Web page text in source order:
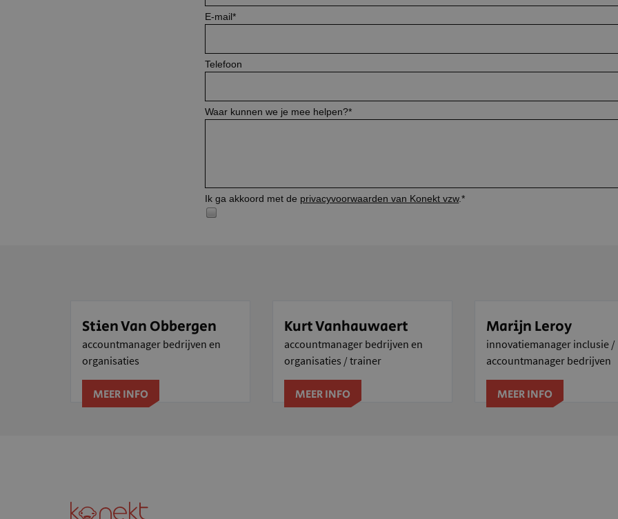
E-mail*
Telefoon
Waar kunnen we je mee helpen?*
Ik ga akkoord met de privacyvoorwaarden van Konekt vzw.*
Stien Van Obbergen
accountmanager bedrijven en
organisaties
MEER INFO
Kurt Vanhauwaert
accountmanager bedrijven en
organisaties / trainer
MEER INFO
Marijn Leroy
innovatiemanager inclusie /
accountmanager bedrijven
MEER INFO